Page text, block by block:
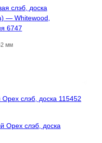
слэб, доска
— Whitewood,
6747
мм
Орех слэб, доска